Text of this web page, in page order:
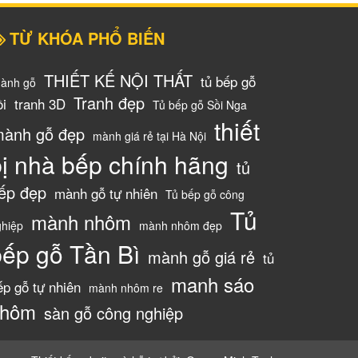
TỪ KHÓA PHỔ BIẾN
gỗ THIẾT KẾ NỘI THẤT tủ bếp gỗ
tranh 3D Tranh đẹp Tủ bếp gỗ Sồi Nga
gỗ đẹp mành giá rẻ tại Hà Nội thiết
nhà bếp chính hãng tủ
đẹp mành gỗ tự nhiên Tủ bếp gỗ công
mành nhôm mành nhôm đẹp Tủ
gỗ Tần Bì mành gỗ giá rẻ tủ
gỗ tự nhiên mành nhôm re manh sáo
sàn gỗ công nghiệp